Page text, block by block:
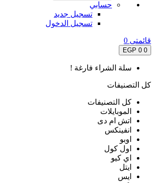
حسابي
تسجيل جديد
تسجيل الدخول
قائمتى 0
0
0 EGP
سلة الشراء فارغة !
كل التصنيفات
كل التصنيفات
الموبايلات
اتش ام دى
انفينكس
اوبو
اول كول
اي كيو
ايتل
ايس